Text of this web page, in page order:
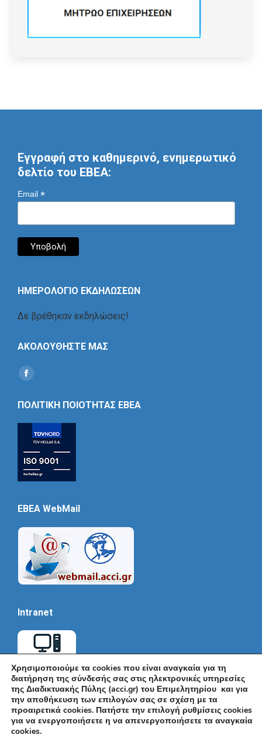
Εγγραφή στο καθημερινό, ενημερωτικό
δελτίο του ΕΒΕΑ:
Email *
ΗΜΕΡΟΛΟΓΙΟ ΕΚΔΗΛΩΣΕΩΝ
Δε βρέθηκαν εκδηλώσεις!
ΑΚΟΛΟΥΘΗΣΤΕ ΜΑΣ
Find us on:
Social
ΠΟΛΙΤΙΚΗ ΠΟΙΟΤΗΤΑΣ ΕΒΕΑ
EBEA WebMail
Intranet
© Εμπορικό και Βιομηχανικό Επιμελητήριο Αθηνών 2026 |
Χρησιμοποιούμε τα cookies που είναι αναγκαία για τη
διατήρηση της σύνδεσής σας στις ηλεκτρονικές υπηρεσίες
της Διαδικτυακής Πύλης (acci.gr) του Επιμελητηρίου και για
την αποθήκευση των επιλογών σας σε σχέση με τα
προαιρετικά cookies. Πατήστε την επιλογή ρυθμίσεις cookies
για να ενεργοποιήσετε η να απενεργοποιήσετε τα αναγκαία
cookies.